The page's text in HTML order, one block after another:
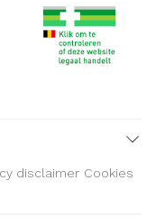
disclaimer Cookies